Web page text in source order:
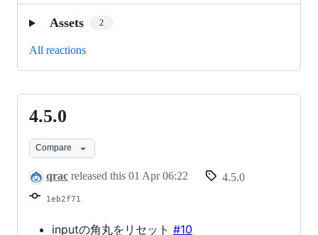
Assets 2
All reactions
4.5.0
4.5.0
Compare
qrac released this 01 Apr 06:22 4.5.0
1eb2f71
inputの角丸をリセット #10